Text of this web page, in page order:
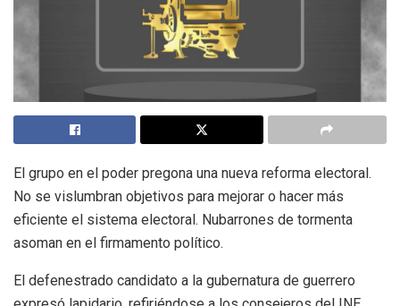
El grupo en el poder pregona una nueva reforma electoral.
No se vislumbran objetivos para mejorar o hacer más
eficiente el sistema electoral. Nubarrones de tormenta
asoman en el firmamento político.
El defenestrado candidato a la gubernatura de guerrero